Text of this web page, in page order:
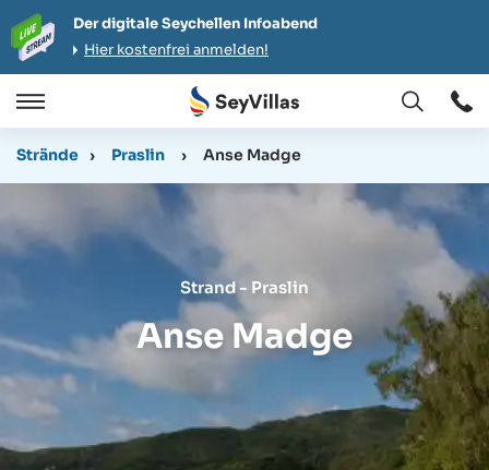
Der digitale Seychellen Infoabend
Hier kostenfrei anmelden!
Schließen
Öffnen
Strände › Praslin › Anse Madge
Strand - Praslin
Anse Madge